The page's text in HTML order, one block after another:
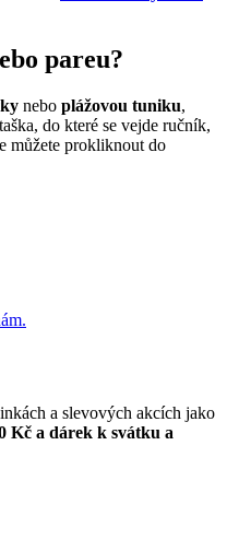
pareu?
nebo plážovou tuniku,
do které se vejde ručník,
můžete prokliknout do
a slevových akcích jako
Kč a dárek k svátku a